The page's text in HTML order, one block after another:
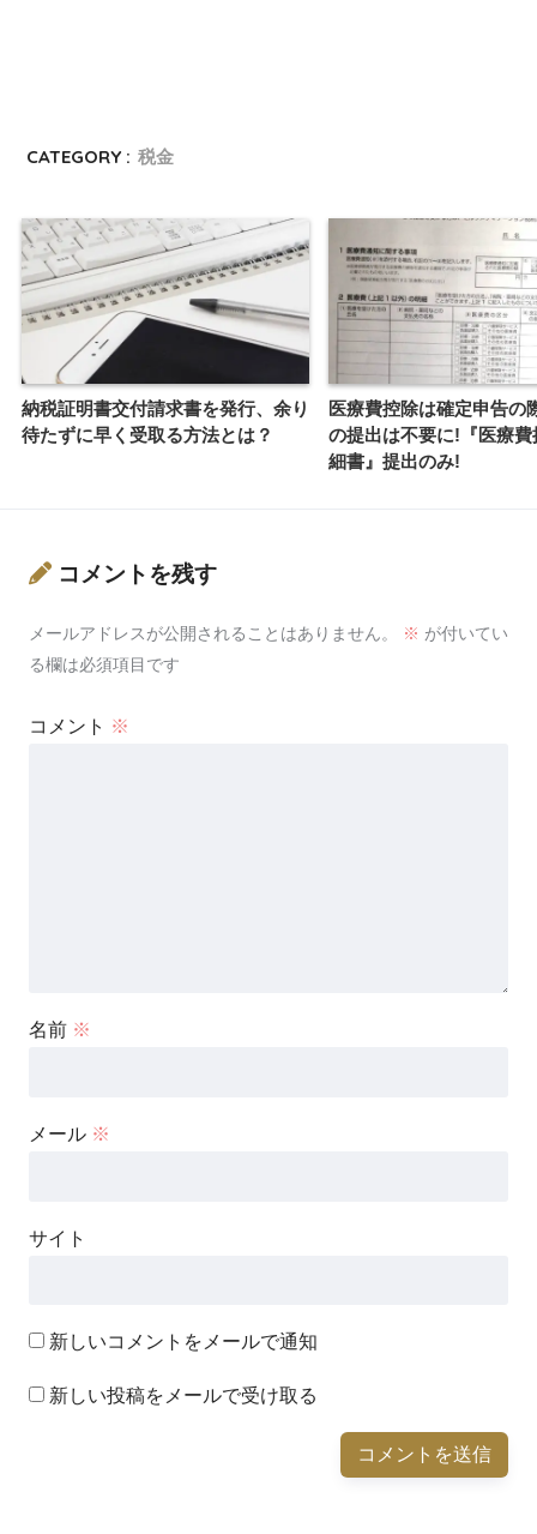
CATEGORY : 税金
納税証明書交付請求書を発行、余り
待たずに早く受取る方法とは？
医療費控除は確定申告の
の提出は不要に!『医療費
細書』提出のみ!
コメントを残す
メールアドレスが公開されることはありません。 ※ が付いてい
る欄は必須項目です
コメント ※
名前 ※
メール ※
サイト
新しいコメントをメールで通知
新しい投稿をメールで受け取る